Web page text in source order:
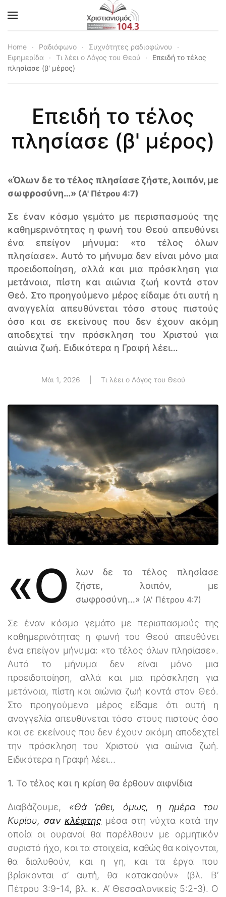
Skip to main content
Home Ραδιόφωνο
Συχνότητες ραδιοφώνου
Εφημερίδα
Τι λέει ο Λόγος του Θεού
Επειδή το τέλος
πλησίασε (β' μέρος)
Επειδή το τέλος
πλησίασε (β' μέρος)
«Όλων δε το τέλος πλησίασε ζήστε, λοιπόν, με
σωφροσύνη…» (Α' Πέτρου 4:7)
Σε έναν κόσμο γεμάτο με περισπασμούς της
καθημερινότητας η φωνή του Θεού απευθύνει
ένα επείγον μήνυμα: «το τέλος όλων
πλησίασε». Αυτό το μήνυμα δεν είναι μόνο μια
προειδοποίηση, αλλά και μια πρόσκληση για
μετάνοια, πίστη και αιώνια ζωή κοντά στον
Θεό. Στο προηγούμενο μέρος είδαμε ότι αυτή η
αναγγελία απευθύνεται τόσο στους πιστούς
όσο και σε εκείνους που δεν έχουν ακόμη
αποδεχτεί την πρόσκληση του Χριστού για
αιώνια ζωή. Ειδικότερα η Γραφή λέει…
Μάι 1, 2026 Τι λέει ο Λόγος του Θεού
«Ό
λων δε το τέλος πλησίασε
ζήστε, λοιπόν, με
σωφροσύνη…» (Α' Πέτρου 4:7)
Σε έναν κόσμο γεμάτο με περισπασμούς της
καθημερινότητας η φωνή του Θεού απευθύνει
ένα επείγον μήνυμα: «το τέλος όλων πλησίασε».
Αυτό το μήνυμα δεν είναι μόνο μια
προειδοποίηση, αλλά και μια πρόσκληση για
μετάνοια, πίστη και αιώνια ζωή κοντά στον Θεό.
Στο προηγούμενο μέρος είδαμε ότι αυτή η
αναγγελία απευθύνεται τόσο στους πιστούς όσο
και σε εκείνους που δεν έχουν ακόμη αποδεχτεί
την πρόσκληση του Χριστού για αιώνια ζωή.
Ειδικότερα η Γραφή λέει…
1. Το τέλος και η κρίση θα έρθουν αιφνίδια
Διαβάζουμε, «Θά ‘ρθει, όμως, η ημέρα του
Κυρίου, σαν κλέφτης μέσα στη νύχτα κατά την
οποία οι ουρανοί θα παρέλθουν με ορμητικόν
συριστό ήχο, και τα στοιχεία, καθώς θα καίγονται,
θα διαλυθούν, και η γη, και τα έργα που
βρίσκονται σ’ αυτή, θα κατακαούν» (βλ. Β’
Πέτρου 3:9-14, βλ. κ. Α’ Θεσσαλονικείς 5:2-3). Ο